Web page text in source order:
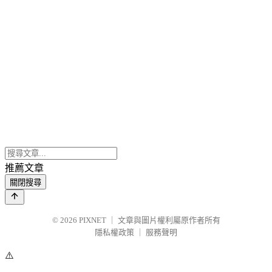
推薦文章
關閉搜尋
© 2026 PIXNET
文章與圖片權利屬原作者所有
隱私權政策
服務聲明
⚠️